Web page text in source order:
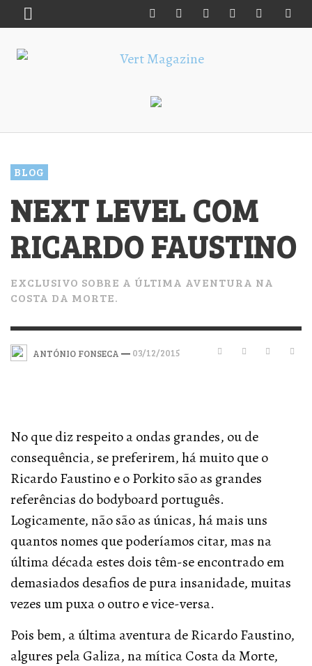
BLOG
NEXT LEVEL COM
RICARDO FAUSTINO
EXCLUSIVO SOBRE A ÚLTIMA AVENTURA NA
COSTA DA MORTE.
ANTÓNIO FONSECA — 03/12/2015
No que diz respeito a ondas grandes, ou de
consequência, se preferirem, há muito que o
Ricardo Faustino e o Porkito são as grandes
referências do bodyboard português.
Logicamente, não são as únicas, há mais uns
quantos nomes que poderíamos citar, mas na
última década estes dois têm-se encontrado em
demasiados desafios de pura insanidade, muitas
vezes um puxa o outro e vice-versa.
Pois bem, a última aventura de Ricardo Faustino,
algures pela Galiza, na mítica Costa da Morte,